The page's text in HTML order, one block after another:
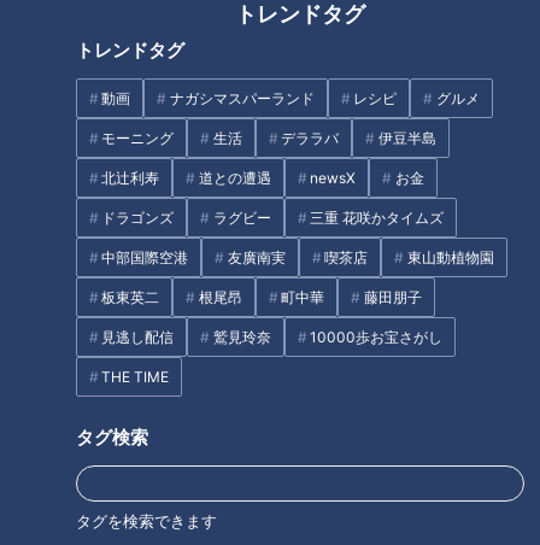
トレンドタグ
トレンドタグ
動画 ナガシマスパーランド レシピ グルメ
モーニング 生活 デララバ 伊豆半島
北辻利寿 道との遭遇 newsX お金
ドラゴンズ ラグビー 三重 花咲かタイムズ
中部国際空港 友廣南実 喫茶店 東山動植物園
板東英二 根尾昂 町中華 藤田朋子
見逃し配信 鷲見玲奈 10000歩お宝さがし
THE TIME
タグ検索
タグを検索できます
い！！】11人大家族の年末大掃
除に密着！！
ーを徹底リサーチ
タグ
チャント！
オススメ関連コンテンツ
下積みに1年 華やかなイルカシ
ョートレーナーの舞台裏